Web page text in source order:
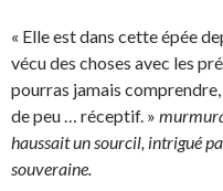
« Elle est dans cette épée
vécu des choses avec les
pourras jamais
de peu … réceptif. »
haussait un sourcil, intrigué
souveraine.